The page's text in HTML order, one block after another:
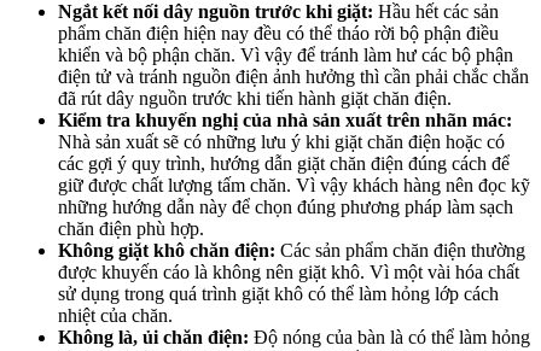
Ngắt kết nối dây nguồn trước khi giặt: Hầu hết các sản
phẩm chăn điện hiện nay đều có thể tháo rời bộ phận điều
khiển và bộ phận chăn. Vì vậy để tránh làm hư các bộ phận
điện tử và tránh nguồn điện ảnh hưởng thì cần phải chắc chắn
đã rút dây nguồn trước khi tiến hành giặt chăn điện.
Kiểm tra khuyến nghị của nhà sản xuất trên nhãn mác:
Nhà sản xuất sẽ có những lưu ý khi giặt chăn điện hoặc có
các gợi ý quy trình, hướng dẫn giặt chăn điện đúng cách để
giữ được chất lượng tấm chăn. Vì vậy khách hàng nên đọc kỹ
những hướng dẫn này để chọn đúng phương pháp làm sạch
chăn điện phù hợp.
Không giặt khô chăn điện: Các sản phẩm chăn điện thường
được khuyến cáo là không nên giặt khô. Vì một vài hóa chất
sử dụng trong quá trình giặt khô có thể làm hỏng lớp cách
nhiệt của chăn.
Không là, ủi chăn điện: Độ nóng của bàn là có thể làm hỏng